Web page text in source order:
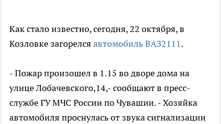
Как стало известно, сегодня, 22 октября, в
Козловке загорелся автомобиль ВАЗ2111.
- Пожар произошел в 1.15 во дворе дома на
улице Лобачевского,14,- сообщают в пресс-
службе ГУ МЧС России по Чувашии. - Хозяйка
автомобиля проснулась от звука сигнализации